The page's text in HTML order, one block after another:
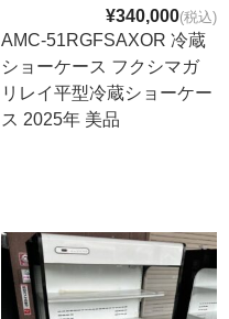
¥340,000(税込)
AMC-51RGFSAXOR 冷蔵
ショーケース フクシマガ
リレイ平型冷蔵ショーケー
ス 2025年 美品